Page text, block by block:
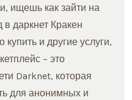
ищешь как зайти на
даркнет Кракен
и другие услуги,
– это
Darknet, которая
для анонимных и